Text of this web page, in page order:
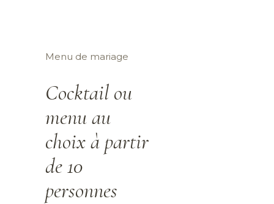
Menu de mariage
Cocktail ou
menu au
choix à partir
de 10
personnes